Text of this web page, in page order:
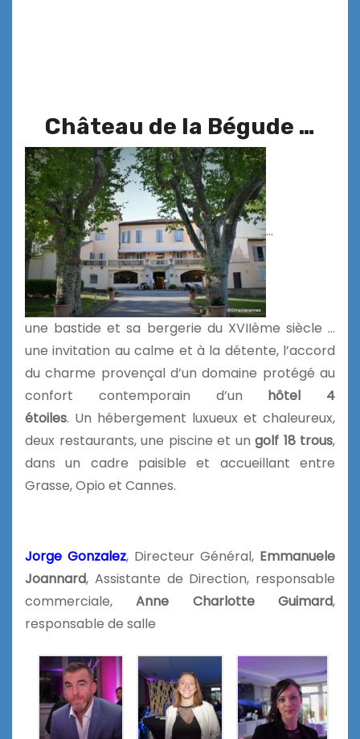
Château de la Bégude …
…
une bastide et sa bergerie du XVIIème siècle …
une invitation au calme et à la détente, l’accord
du charme provençal d’un domaine protégé au
confort contemporain d’un hôtel 4
étoiles. Un hébergement luxueux et chaleureux,
deux restaurants, une piscine et un golf 18 trous,
dans un cadre paisible et accueillant entre
Grasse, Opio et Cannes.
Jorge Gonzalez, Directeur Général, Emmanuele
Joannard, Assistante de Direction, responsable
commerciale,Anne Charlotte Guimard,
responsable de salle